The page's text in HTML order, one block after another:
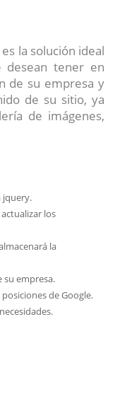
la solución ideal
desean tener en
de su empresa y
de su sitio, ya
de imágenes,
jquery.
los
la
su empresa.
de Google.